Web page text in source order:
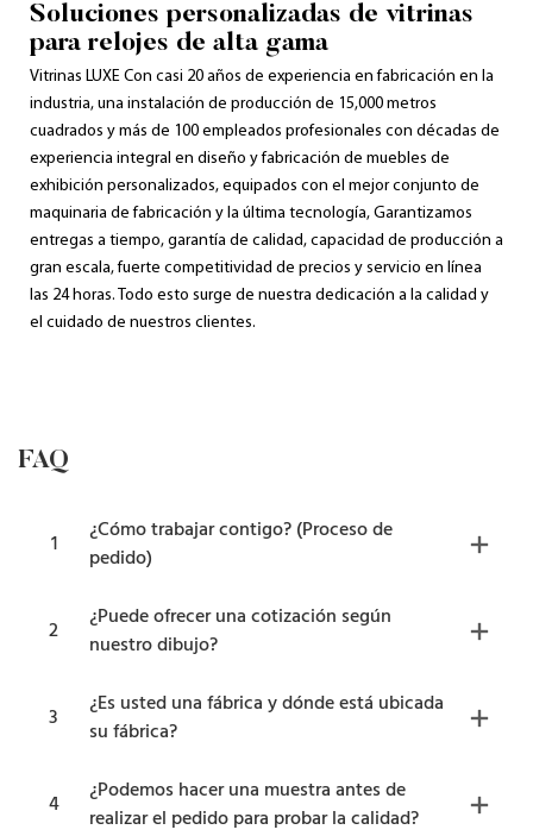
Soluciones personalizadas de vitrinas
para relojes de alta gama
Vitrinas LUXE Con ​​casi 20 años de experiencia en fabricación en la
industria, una instalación de producción de 15,000 metros
cuadrados y más de 100 empleados profesionales con décadas de
experiencia integral en diseño y fabricación de muebles de
exhibición personalizados, equipados con el mejor conjunto de
maquinaria de fabricación y la última tecnología, Garantizamos
entregas a tiempo, garantía de calidad, capacidad de producción a
gran escala, fuerte competitividad de precios y servicio en línea
las 24 horas. Todo esto surge de nuestra dedicación a la calidad y
el cuidado de nuestros clientes.
FAQ
1
¿Cómo trabajar contigo? (Proceso de
pedido)
2
¿Puede ofrecer una cotización según
nuestro dibujo?
3
¿Es usted una fábrica y dónde está ubicada
su fábrica?
4
¿Podemos hacer una muestra antes de
realizar el pedido para probar la calidad?